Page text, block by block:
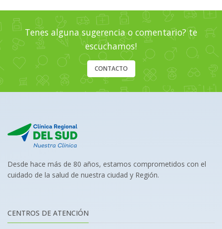
Tenes alguna sugerencia o comentario? te
escuchamos!
CONTACTO
Desde hace más de 80 años, estamos comprometidos con el
cuidado de la salud de nuestra ciudad y Región.
CENTROS DE ATENCIÓN